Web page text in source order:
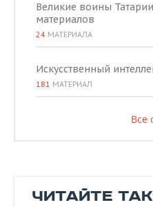
Великие воины
материалов
24 МАТЕРИАЛА
Искусственный
181 МАТЕРИАЛ
Все
ЧИТАЙТЕ